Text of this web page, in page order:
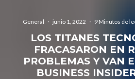
General · junio 1, 2022 · 9 Minutos de
LOS TITANES
FRACASARON EN
PROBLEMAS Y VAN
BUSINESS